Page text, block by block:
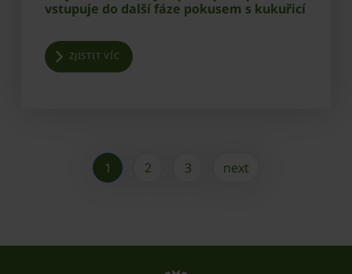
vstupuje do další fáze pokusem s kukuřicí
ZJISTIT VÍC
1 2 3 next